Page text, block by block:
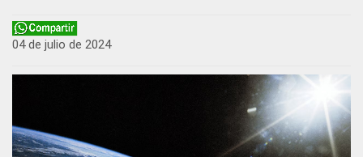
04 de julio de 2024